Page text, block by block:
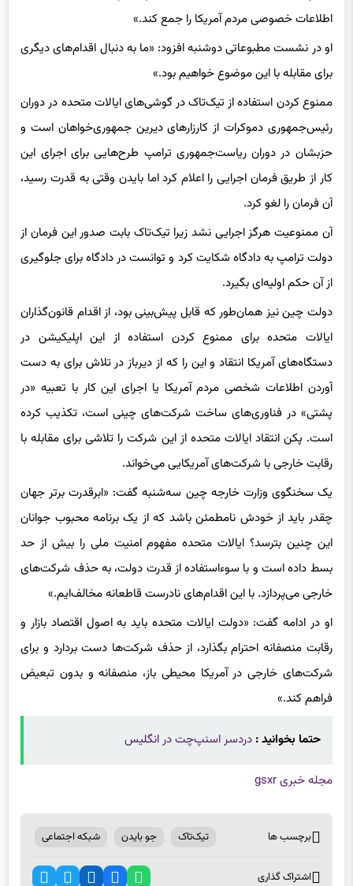
اطلاعات خصوصی مردم آمریکا را جمع کند.»
او در نشست مطبوعاتی دوشنبه افزود: «ما به دنبال اقدام‌های دیگری
برای مقابله با این موضوع خواهیم بود.»
ممنوع کردن استفاده از تیک‌تاک در گوشی‌های ایالات متحده در دوران
رئیس‌جمهوری دموکرات از کارزارهای دیرین جمهوری‌خواهان است و
حزبشان در دوران ریاست‌جمهوری ترامپ طرح‌هایی برای اجرای این
کار از طریق فرمان اجرایی را اعلام کرد اما بایدن وقتی به قدرت رسید،
آن فرمان را لغو کرد.
آن ممنوعیت هرگز اجرایی نشد زیرا تیک‌تاک بابت صدور این فرمان از
دولت ترامپ به دادگاه شکایت کرد و توانست در دادگاه برای جلوگیری
از آن حکم اولیه‌ای بگیرد.
دولت چین نیز همان‌طور که قابل پیش‌بینی بود، از اقدام قانون‌گذاران
ایالات متحده برای ممنوع کردن استفاده از این اپلیکیشن در
دستگاه‌های آمریکا انتقاد و این را که از دیرباز در تلاش برای به دست
آوردن اطلاعات شخصی مردم آمریکا یا اجرای این کار با تعبیه «در
پشتی» در فناوری‌های ساخت شرکت‌های چینی است، تکذیب کرده
است. پکن انتقاد ایالات متحده از این شرکت را تلاشی برای مقابله با
رقابت خارجی با شرکت‌های آمریکایی می‌خواند.
یک سخنگوی وزارت خارجه چین سه‌شنبه گفت: «ابرقدرت برتر جهان
چقدر باید از خودش نامطمئن باشد که از یک برنامه محبوب جوانان
این چنین بترسد؟ ایالات متحده مفهوم امنیت ملی را بیش از حد
بسط داده است و با سوءاستفاده از قدرت دولت، به حذف شرکت‌های
خارجی می‌پردازد. با این اقدام‌های نادرست قاطعانه مخالف‌ایم.»
او در ادامه گفت: «دولت ایالات متحده باید به اصول اقتصاد بازار و
رقابت منصفانه احترام بگذارد، از حذف شرکت‌ها دست بردارد و برای
شرکت‌های خارجی در آمریکا محیطی باز، منصفانه و بدون تبعیض
فراهم کند.»
حتما بخوانید :دردسر اسنپ‌چت در انگلیس
مجله خبری gsxr
برچسب ها تیک‌تاک جو بایدن شبکه اجتماعی
اشتراک گذاری